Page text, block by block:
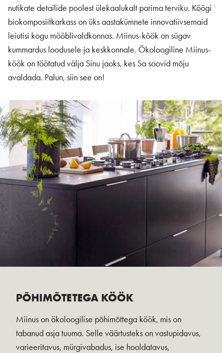
nutikate detailide poolest ülekaalukalt parima terviku. Köögi
biokomposiitkarkass on üks aastakümnete innovatiivsemaid
leiutisi kogu mööblivaldkonnas. Miinus-köök on sügav
kummardus loodusele ja keskkonnale. Ökoloogiline Miinus-
köök on töötatud välja Sinu jaoks, kes Sa soovid mõju
avaldada. Palun, siin see on!
PÕHIMÕTETEGA KÖÖK
Miinus on ökoloogilise põhimõttega köök, mis on
tabanud asja tuuma. Selle väärtusteks on vastupidavus,
varieeritavus, mürgivabadus, ise hooldatavus,